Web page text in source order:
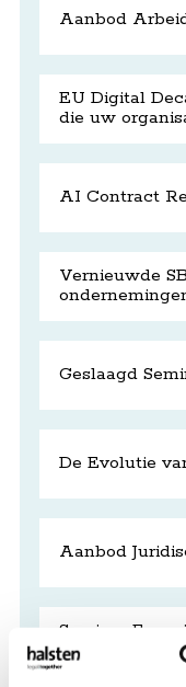
Aanbod
EU Digital
die uw
AI Contract
Vernieuwde
Geslaagd
De Evolutie
Aanbod
Seminar
Borrel